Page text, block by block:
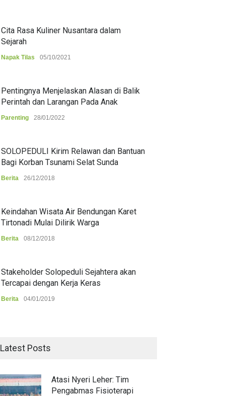
Cita Rasa Kuliner Nusantara dalam
Sejarah
Napak Tilas 05/10/2021
Pentingnya Menjelaskan Alasan di Balik
Perintah dan Larangan Pada Anak
Parenting 28/01/2022
SOLOPEDULI Kirim Relawan dan Bantuan
Bagi Korban Tsunami Selat Sunda
Berita 26/12/2018
Keindahan Wisata Air Bendungan Karet
Tirtonadi Mulai Dilirik Warga
Berita 08/12/2018
Stakeholder Solopeduli Sejahtera akan
Tercapai dengan Kerja Keras
Berita 04/01/2019
Latest Posts
Atasi Nyeri Leher: Tim
Pengabmas Fisioterapi